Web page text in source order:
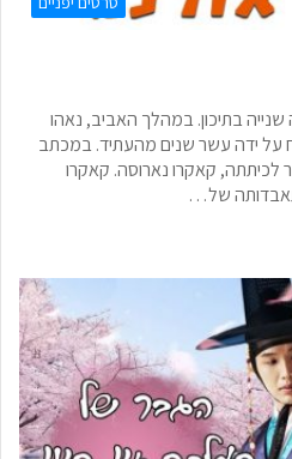
בתיכון. במהלך האביב, נאהו
ידה עשר שנים מהעתיד. במכתב
קאקרו נארוסה. קאקרו
של…